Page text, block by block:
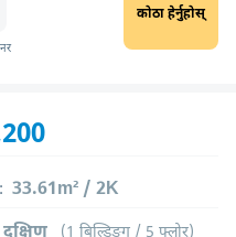
कोठा हेर्नुहोस्
33.61m² / 2K